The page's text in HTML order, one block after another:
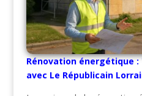
Rénovation énergétique
avec Le Républicain